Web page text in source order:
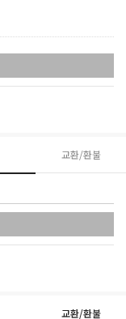
교환/환불
교환/환불